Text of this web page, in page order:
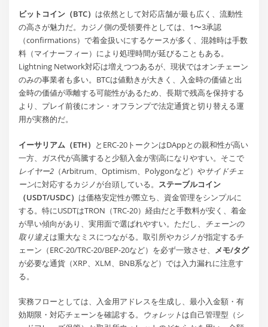
ビットコイン（BTC） は依然として対応店舗が最も広く、流動性
の高さが魅力だ。カジノ側の受領要件としては、1〜3承認
（confirmations）で着金扱いにするケースが多く、混雑時は手数
料（マイナーフィー）により処理時間が延びることもある。
Lightning Network対応は増えつつあるが、現状ではオンチェーン
のみの事業者も多い。BTCは値動きが大きく、入金時の価値と出
金時の価値が乖離する可能性があるため、長期で残高を保持する
より、プレイ前後にオン・オフランプで法定通貨と切り替える運
用が実務的だ。
イーサリアム（ETH） とERC-20トークンはDAppとの親和性が高い
一方、ガス代が高騰すると少額入金が割高になりやすい。そこで
レイヤー2 （Arbitrum、Optimism、Polygonなど）やサイドチェ
ーンに対応するカジノが台頭している。 ステーブルコイン
（USDT/USDC） は価格安定性が際立ち、資金管理をシンプルに
する。特にUSDTはTRON（TRC-20）経由だと手数料が安く、着金
が早い傾向があり、実用面で選ばれやすい。ただし、 チェーンの
取り違えは重大なミスにつながる。取引所やカジノが指定するチ
ェーン（ERC-20/TRC-20/BEP-20など）を必ず一致させ、
メモ/タグ
が必要な通貨（XRP、XLM、BNB系など）では入力漏れに注意す
る。
実務フローとしては、入金用アドレスを生成し、最小入金額・有
効期限・対応チェーンを確認する。 ウォレットは自己管理型（シ